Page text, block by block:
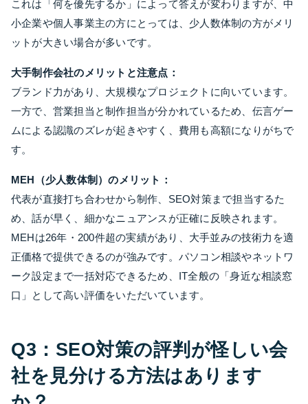
これは「何を優先するか」によって答えが変わりますが、中
小企業や個人事業主の方にとっては、少人数体制の方がメリ
ットが大きい場合が多いです。
大手制作会社のメリットと注意点：
ブランド力があり、大規模なプロジェクトに向いています。
一方で、営業担当と制作担当が分かれているため、伝言ゲー
ムによる認識のズレが起きやすく、費用も高額になりがちで
す。
MEH（少人数体制）のメリット：
代表が直接打ち合わせから制作、SEO対策まで担当するた
め、話が早く、細かなニュアンスが正確に反映されます。
MEHは26年・200件超の実績があり、大手並みの技術力を適
正価格で提供できるのが強みです。パソコン相談やネットワ
ーク設定まで一括対応できるため、IT全般の「身近な相談窓
口」として高い評価をいただいています。
Q3：SEO対策の評判が怪しい会
社を見分ける方法はあります